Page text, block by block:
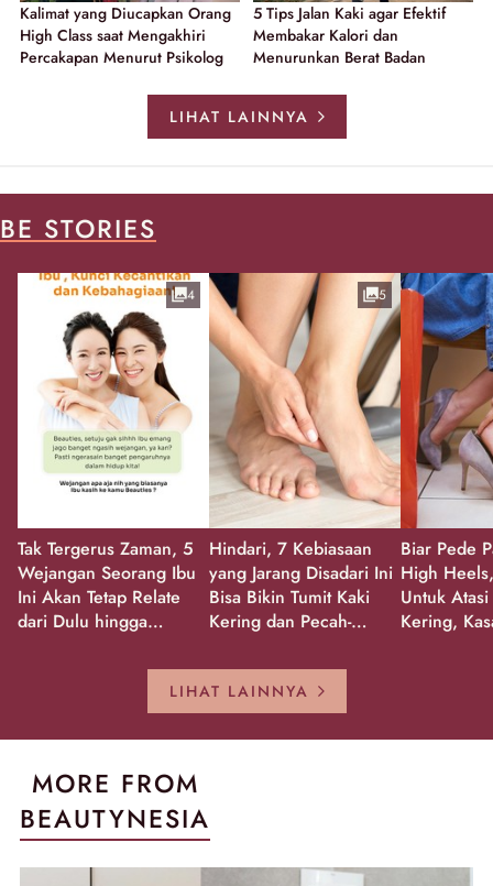
Kalimat yang Diucapkan Orang
High Class saat Mengakhiri
Percakapan Menurut Psikolog
5 Tips Jalan Kaki agar Efektif
Membakar Kalori dan
Menurunkan Berat Badan
LIHAT LAINNYA
BE STORIES
Tak Tergerus Zaman, 5
Wejangan Seorang Ibu
Ini Akan Tetap Relate
dari Dulu hingga
4
Hindari, 7 Kebiasaan
yang Jarang Disadari Ini
Bisa Bikin Tumit Kaki
Kering dan Pecah-
5
Biar Pede
High
Untuk
Kering,
LIHAT LAINNYA
MORE FROM
BEAUTYNESIA